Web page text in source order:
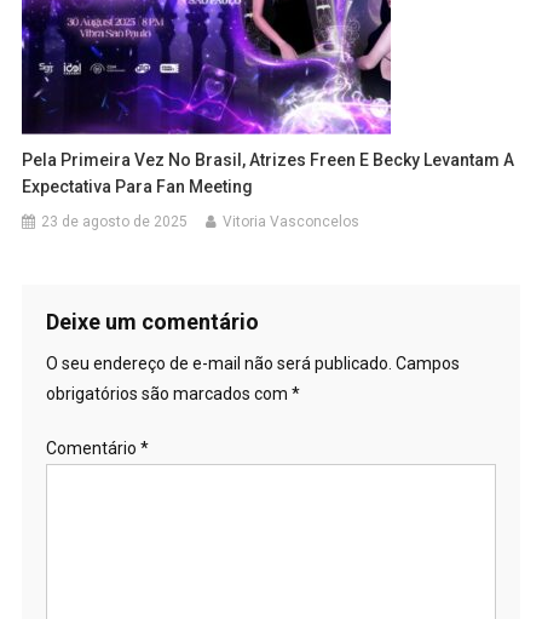
Pela Primeira Vez No Brasil, Atrizes Freen E Becky Levantam A
Expectativa Para Fan Meeting
23 de agosto de 2025 Vitoria Vasconcelos
Deixe um comentário
O seu endereço de e-mail não será publicado. Campos
obrigatórios são marcados com *
Comentário *